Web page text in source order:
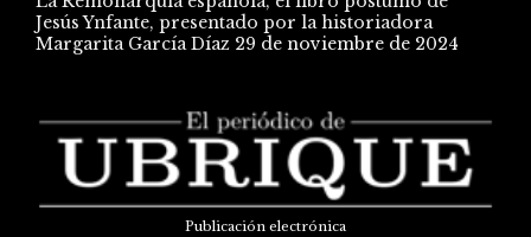
Jesús Ynfante, presentado por la historiadora
Margarita García Díaz 29 de noviembre de 2024
Publicación electrónica